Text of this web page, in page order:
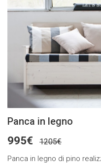
Panca in legno
995€ 1205€
Panca in legno di pino